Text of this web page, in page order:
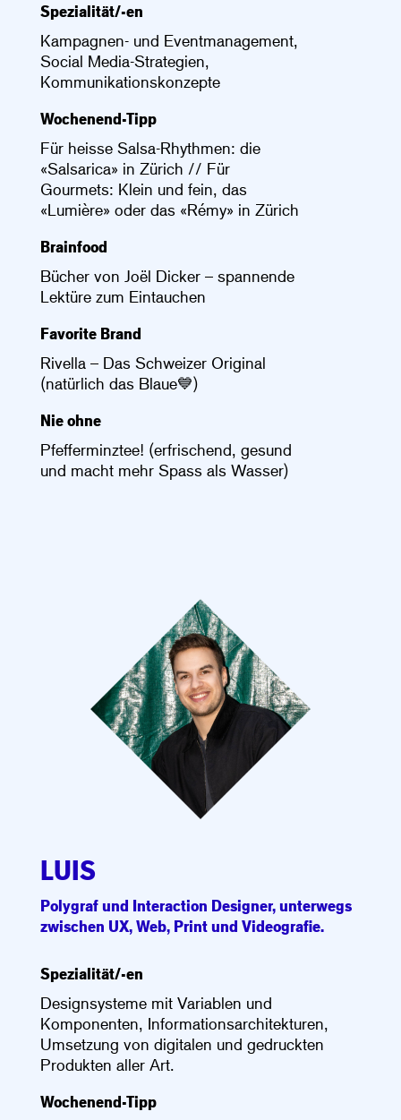
Spezialität/-en
Kampagnen- und Eventmanagement,
Social Media-Strategien,
Kommunikationskonzepte
Wochenend-Tipp
Für heisse Salsa-Rhythmen: die
«Salsarica» in Zürich // Für
Gourmets: Klein und fein, das
«Lumière» oder das «Rémy» in Zürich
Brainfood
Bücher von Joël Dicker – spannende
Lektüre zum Eintauchen
Favorite Brand
Rivella – Das Schweizer Original
(natürlich das Blaue💙)
Nie ohne
Pfefferminztee! (erfrischend, gesund
und macht mehr Spass als Wasser)
LUIS
Polygraf und Interaction Designer, unterwegs
zwischen UX, Web, Print und Videografie.
Spezialität/-en
Designsysteme mit Variablen und
Komponenten, Informationsarchitekturen,
Umsetzung von digitalen und gedruckten
Produkten aller Art.
Wochenend-Tipp